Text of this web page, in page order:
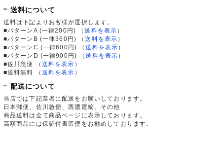
送料について
送料は下記よりお客様が選択します。
■パターンA (一律200円)
（送料を表示 ）
■パターンB (一律360円)
（送料を表示 ）
■パターンC (一律600円)
（送料を表示 ）
■パターンD (一律900円)
（送料を表示 ）
■佐川急便
（ 送料を表示 ）
■送料無料
（ 送料を表示 ）
配送について
当店では下記業者に配送をお願いしております。
日本郵便、佐川急便、西濃運輸、その他
商品送料は全て商品ページに表示しております。
高額商品には保証付書留便をお勧めしております。